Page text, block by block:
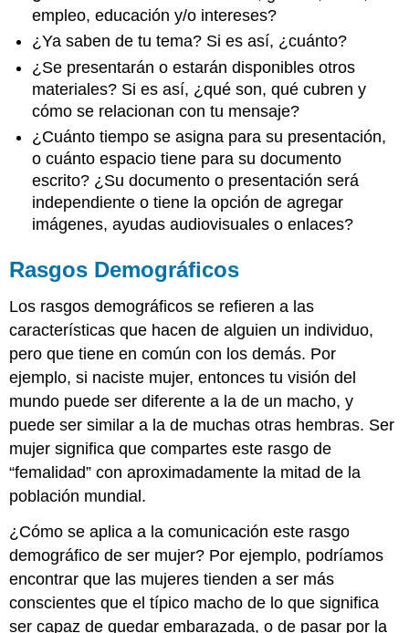
empleo, educación y/o intereses?
¿Ya saben de tu tema? Si es así, ¿cuánto?
¿Se presentarán o estarán disponibles otros
materiales? Si es así, ¿qué son, qué cubren y
cómo se relacionan con tu mensaje?
¿Cuánto tiempo se asigna para su presentación,
o cuánto espacio tiene para su documento
escrito? ¿Su documento o presentación será
independiente o tiene la opción de agregar
imágenes, ayudas audiovisuales o enlaces?
Rasgos Demográficos
Los rasgos demográficos se refieren a las
características que hacen de alguien un individuo,
pero que tiene en común con los demás. Por
ejemplo, si naciste mujer, entonces tu visión del
mundo puede ser diferente a la de un macho, y
puede ser similar a la de muchas otras hembras. Ser
mujer significa que compartes este rasgo de
“femalidad” con aproximadamente la mitad de la
población mundial.
¿Cómo se aplica a la comunicación este rasgo
demográfico de ser mujer? Por ejemplo, podríamos
encontrar que las mujeres tienden a ser más
conscientes que el típico macho de lo que significa
ser capaz de quedar embarazada, o de pasar por la